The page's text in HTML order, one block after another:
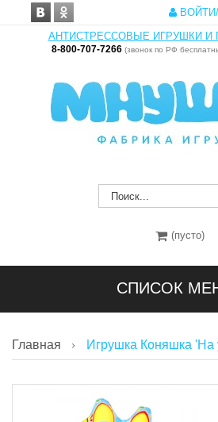
АНТИСТРЕССОВЫЕ ИГРУШКИ И
8-800-707-7266 (звонок по РФ
(пусто)
СПИСОК
Главная Игрушка Коняшка 'На